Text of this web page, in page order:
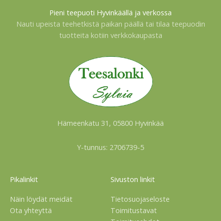
Pieni teepuoti Hyvinkäällä ja verkossa
Nauti upeista teehetkistä paikan päällä tai tilaa teepuodin
tuotteita kotiin verkkokaupasta
Hämeenkatu 31, 05800 Hyvinkää
Y-tunnus: 2706739-5
Pikalinkit
Näin löydät meidät
Ota yhteyttä
Sivuston linkit
Tietosuojaseloste
Toimitustavat